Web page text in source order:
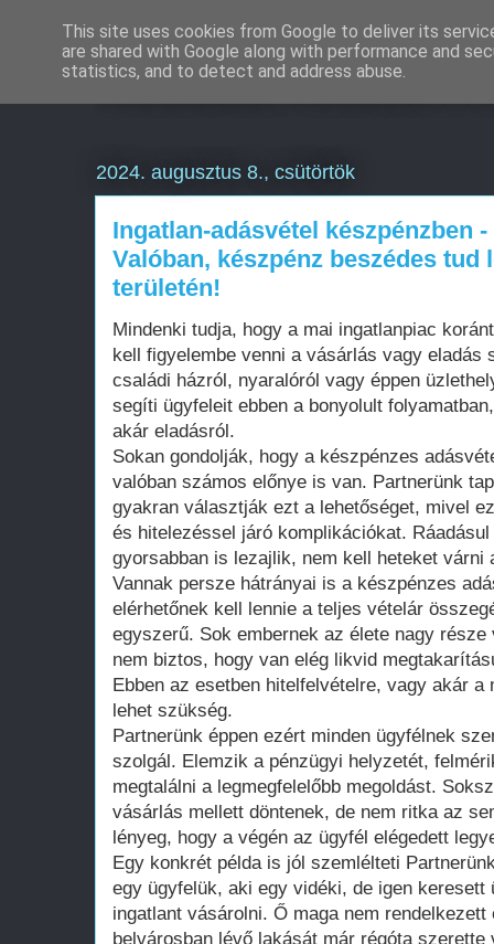
Weboldal készítés
2024. augusztus 8., csütörtök
Ingatlan-adásvétel készpénzben
Valóban, készpénz beszédes tud
területén!
Mindenki tudja, hogy a mai ingatlanpiac
kell figyelembe venni a vásárlás vagy eladás
családi házról, nyaralóról vagy éppen
segíti ügyfeleit ebben a bonyolult
akár eladásról.
Sokan gondolják, hogy a készpénzes
valóban számos előnye is van. Partnerünk
gyakran választják ezt a lehetőséget, mivel
és hitelezéssel járó komplikációkat.
gyorsabban is lezajlik, nem kell heteket várni
Vannak persze hátrányai is a készpénzes
elérhetőnek kell lennie a teljes vételár
egyszerű. Sok embernek az élete nagy
nem biztos, hogy van elég likvid
Ebben az esetben hitelfelvételre, vagy akár
lehet szükség.
Partnerünk éppen ezért minden ügyfélnek
szolgál. Elemzik a pénzügyi helyzetét,
megtalálni a legmegfelelőbb megoldást.
vásárlás mellett döntenek, de nem ritka az
lényeg, hogy a végén az ügyfél elégedett
Egy konkrét példa is jól szemlélteti
egy ügyfelük, aki egy vidéki, de igen keresett
ingatlant vásárolni. Ő maga nem
belvárosban lévő lakását már régóta szerette
This site uses cookies from Google to deliver its
are shared with Google along with performance and
statistics, and to detect and address abuse.